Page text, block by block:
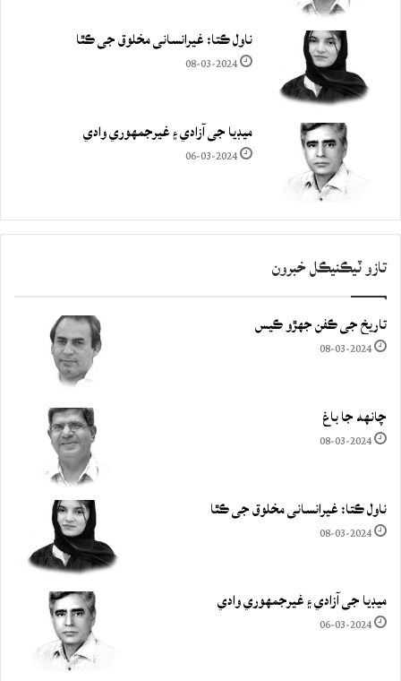
ناول ڪتا: غيرانساني مخلوق جي ڪٿا
08-03-2024
ميڊيا جي آزادي ۽ غيرجمھوري وادي
06-03-2024
تازو ٽيڪنيڪل خبرون
تاريخ جي ڪفن جھڙو ڪيس
08-03-2024
چانهه جا باغ
08-03-2024
ناول ڪتا: غيرانساني مخلوق جي ڪٿا
08-03-2024
ميڊيا جي آزادي ۽ غيرجمھوري وادي
06-03-2024